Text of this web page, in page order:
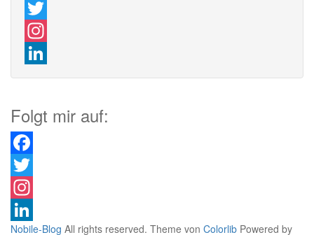
Facebook
Twitter
Instagram
LinkedIn
Folgt mir auf:
Facebook
Twitter
Instagram
LinkedIn
Nobile-Blog All rights reserved. Theme von Colorlib Powered by